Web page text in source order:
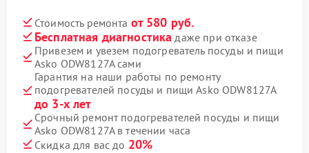
Стоимость ремонта от 580 руб.
Бесплатная диагностика даже при отказе
Привезем и увезем подогреватель посуды и пищи
Asko ODW8127A сами
Гарантия на наши работы по ремонту
подогревателей посуды и пищи Asko ODW8127A
до 3-х лет
Срочный ремонт подогревателей посуды и пищи
Asko ODW8127A в течении часа
Скидка для вас до 20%